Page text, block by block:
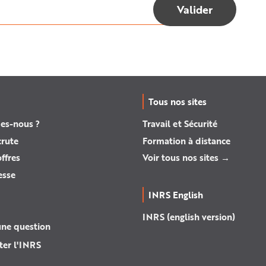
nous ?
question
l'INRS
Tous nos sites
Travail et Sécurité
Formation à distance
Voir tous nos sites →
INRS English
INRS (english version)